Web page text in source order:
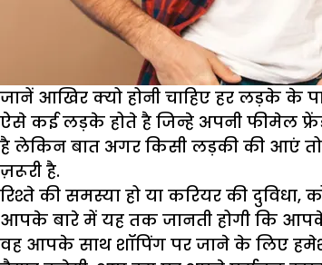
जानें आखिर क्यो होनी चाहिए हर लड़के के
ऐसे कई लड़के होते है जिन्हे अपनी फीमेल
है लेकिन बात अगर किसी लड़की की आएं
ज़रूरी है.
रिश्ते की समस्या हो या करियर की
आपके बारे में यह तक जानती होगी कि
वह आपके साथ शॉपिंग पर जाने के लिए